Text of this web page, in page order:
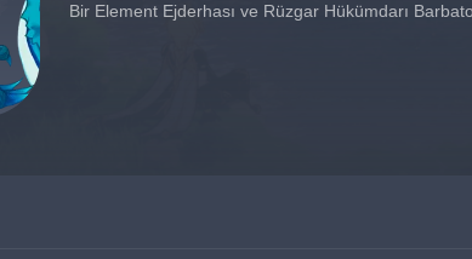
Bir Element Ejderhası ve Rüzgar Hükümdarı